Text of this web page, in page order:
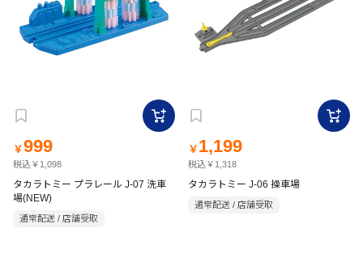
￥999
税込￥1,098
タカラトミー プラレール J-07 洗車
場(NEW)
通常配送 / 店舗受取
￥ 1,199
税込￥1,318
タカラトミー J-06 操車場
通常配送 / 店舗受取